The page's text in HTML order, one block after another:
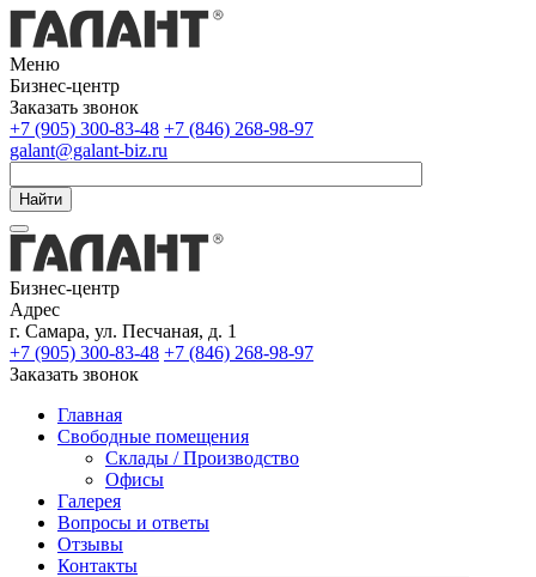
Меню
Бизнес-центр
Заказать звонок
+7 (905) 300-83-48 +7 (846) 268-98-97
galant@galant-biz.ru
Найти
Бизнес-центр
Адрес
г. Самара, ул. Песчаная, д. 1
+7 (905) 300-83-48 +7 (846) 268-98-97
Заказать звонок
Главная
Свободные помещения
Склады / Производство
Офисы
Галерея
Вопросы и ответы
Отзывы
Контакты